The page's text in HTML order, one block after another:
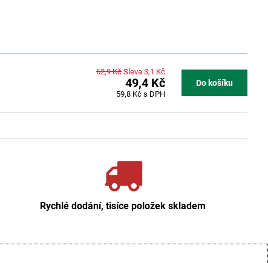
49,4 Kč
59,8 Kčs DPH
62,9 Kč Sleva 3,1 Kč
Do košíku
Rychlé dodání, tisíce položek skladem